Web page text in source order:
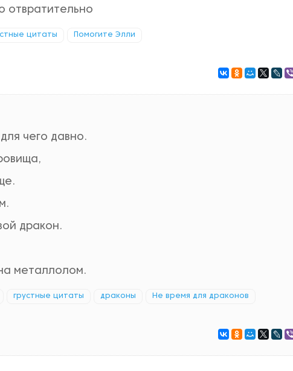
отвратительно
цитаты Помогите Элли
чего давно.
дракон.
металлолом.
грустные цитаты драконы Не время для драконов